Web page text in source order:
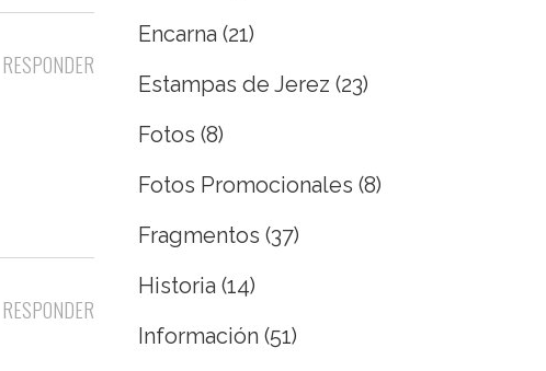
RESPONDER
RESPONDER
Encarna (21)
Estampas de Jerez (23)
Fotos (8)
Fotos Promocionales (8)
Fragmentos (37)
Historia (14)
Información (51)